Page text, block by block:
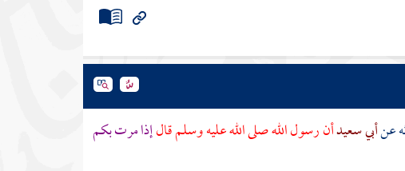
عنأبي سعيدأن رسول الله صلى الله عليه وسلم قالإذا مرت بكم